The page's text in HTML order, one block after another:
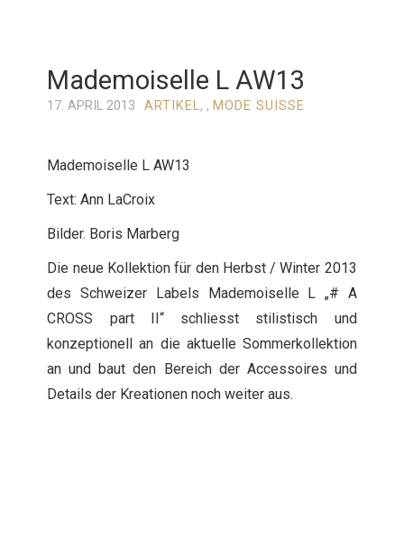
Mademoiselle L AW13
17. APRIL 2013 ARTIKEL, , MODE SUISSE
Mademoiselle L AW13
Text: Ann LaCroix
Bilder. Boris Marberg
Die neue Kollektion für den Herbst / Winter 2013
des Schweizer Labels Mademoiselle L „# A
CROSS part II“ schliesst stilistisch und
konzeptionell an die aktuelle Sommerkollektion
an und baut den Bereich der Accessoires und
Details der Kreationen noch weiter aus.